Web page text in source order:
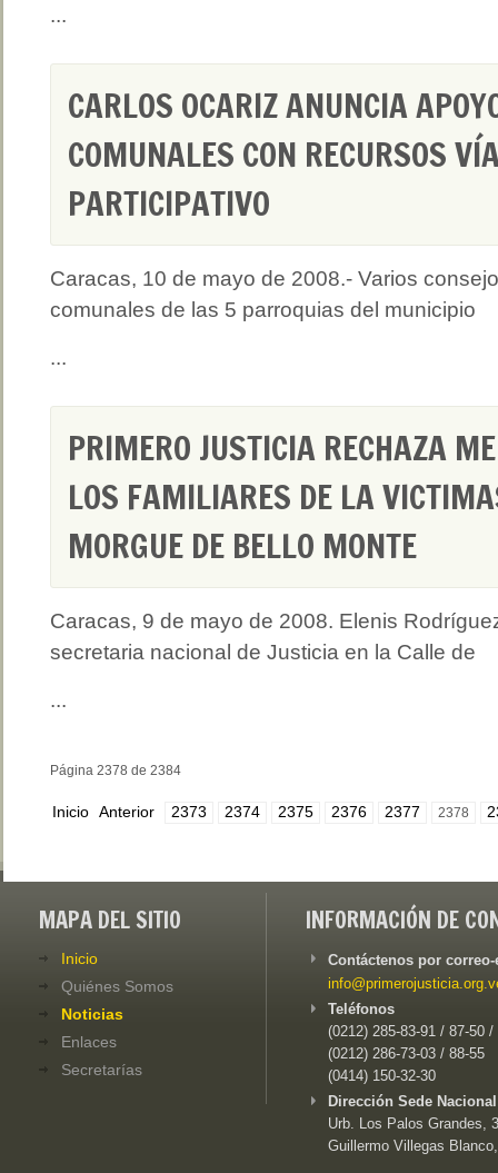
...
CARLOS OCARIZ ANUNCIA
COMUNALES CON RECURSOS
PARTICIPATIVO
Caracas, 10 de mayo de 2008.- Varios
comunales de las 5 parroquias del municipio
...
PRIMERO JUSTICIA RECHAZA
LOS FAMILIARES DE LA
MORGUE DE BELLO MONTE
Caracas, 9 de mayo de 2008. Elenis
secretaria nacional de Justicia en la Calle de
...
Página 2378 de 2384
Inicio Anterior 2373 2374 2375 2376 2377 2378
MAPA DEL SITIO
Inicio
Quiénes Somos
Noticias
Enlaces
Secretarías
INFORMACIÓN DE
Contáctenos por
Teléfonos
(0212) 285-83-91 / 87-50 /
(0212) 286-73-03 / 88-55
(0414) 150-32-30
Dirección Sede
Urb. Los Palos Grandes,
Guillermo Villegas